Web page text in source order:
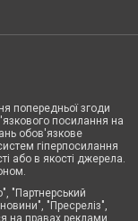
попередньої згоди
посилання на
обов'язкове
гіперпосилання
або в якості джерела.
"Партнерський
"Пресреліз",
на правах реклами.